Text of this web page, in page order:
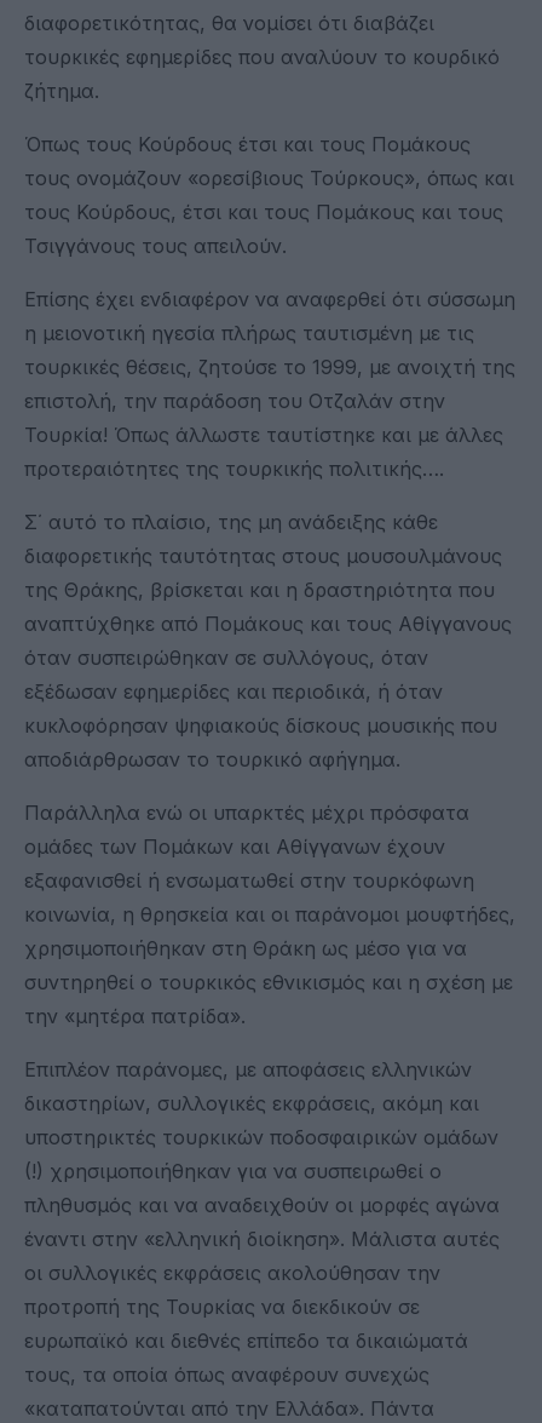
διαφορετικότητας, θα νομίσει ότι διαβάζει
τουρκικές εφημερίδες που αναλύουν το κουρδικό
ζήτημα.
Όπως τους Κούρδους έτσι και τους Πομάκους
τους ονομάζουν «ορεσίβιους Τούρκους», όπως και
τους Κούρδους, έτσι και τους Πομάκους και τους
Τσιγγάνους τους απειλούν.
Επίσης έχει ενδιαφέρον να αναφερθεί ότι σύσσωμη
η μειονοτική ηγεσία πλήρως ταυτισμένη με τις
τουρκικές θέσεις, ζητούσε το 1999, με ανοιχτή της
επιστολή, την παράδοση του Οτζαλάν στην
Τουρκία! Όπως άλλωστε ταυτίστηκε και με άλλες
προτεραιότητες της τουρκικής πολιτικής….
Σ΄ αυτό το πλαίσιο, της μη ανάδειξης κάθε
διαφορετικής ταυτότητας στους μουσουλμάνους
της Θράκης, βρίσκεται και η δραστηριότητα που
αναπτύχθηκε από Πομάκους και τους Αθίγγανους
όταν συσπειρώθηκαν σε συλλόγους, όταν
εξέδωσαν εφημερίδες και περιοδικά, ή όταν
κυκλοφόρησαν ψηφιακούς δίσκους μουσικής που
αποδιάρθρωσαν το τουρκικό αφήγημα.
Παράλληλα ενώ οι υπαρκτές μέχρι πρόσφατα
ομάδες των Πομάκων και Αθίγγανων έχουν
εξαφανισθεί ή ενσωματωθεί στην τουρκόφωνη
κοινωνία, η θρησκεία και οι παράνομοι μουφτήδες,
χρησιμοποιήθηκαν στη Θράκη ως μέσο για να
συντηρηθεί ο τουρκικός εθνικισμός και η σχέση με
την «μητέρα πατρίδα».
Επιπλέον παράνομες, με αποφάσεις ελληνικών
δικαστηρίων, συλλογικές εκφράσεις, ακόμη και
υποστηρικτές τουρκικών ποδοσφαιρικών ομάδων
(!) χρησιμοποιήθηκαν για να συσπειρωθεί ο
πληθυσμός και να αναδειχθούν οι μορφές αγώνα
έναντι στην «ελληνική διοίκηση». Μάλιστα αυτές
οι συλλογικές εκφράσεις ακολούθησαν την
προτροπή της Τουρκίας να διεκδικούν σε
ευρωπαϊκό και διεθνές επίπεδο τα δικαιώματά
τους, τα οποία όπως αναφέρουν συνεχώς
«καταπατούνται από την Ελλάδα». Πάντα